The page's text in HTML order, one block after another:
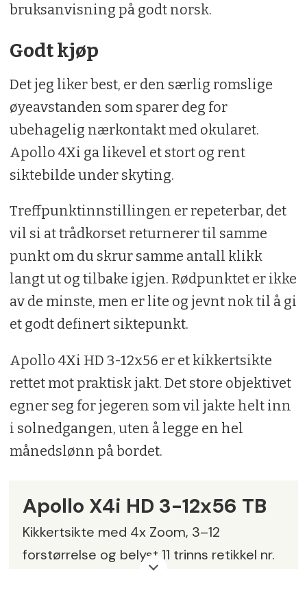
bruksanvisning på godt norsk.
Godt kjøp
Det jeg liker best, er den særlig romslige
øyeavstanden som sparer deg for
ubehagelig nærkontakt med okularet.
Apollo 4Xi ga likevel et stort og rent
siktebilde under skyting.
Treffpunktinnstillingen er repeterbar, det
vil si at trådkorset returnerer til samme
punkt om du skrur samme antall klikk
langt ut og tilbake igjen. Rødpunktet er ikke
av de minste, men er lite og jevnt nok til å gi
et godt definert siktepunkt.
Apollo 4Xi HD 3-12x56 er et kikkertsikte
rettet mot praktisk jakt. Det store objektivet
egner seg for jegeren som vil jakte helt inn
i solnedgangen, uten å legge en hel
månedslønn på bordet.
Apollo X4i HD 3-12x56 TB
Kikkertsikte med 4x Zoom, 3–12
forstørrelse og belyst 11 trinns retikkel nr.